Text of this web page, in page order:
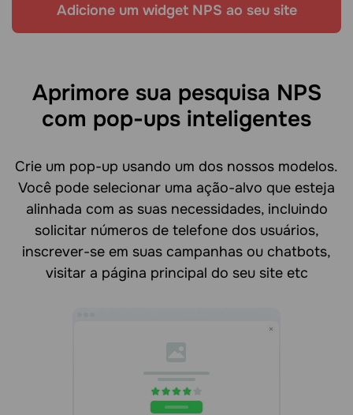
Adicione um widget NPS ao seu site
Aprimore sua pesquisa NPS
com pop-ups inteligentes
Crie um pop-up usando um dos nossos modelos.
Você pode selecionar uma ação-alvo que esteja
alinhada com as suas necessidades, incluindo
solicitar números de telefone dos usuários,
inscrever-se em suas campanhas ou chatbots,
visitar a página principal do seu site etc